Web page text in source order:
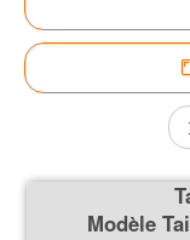
Modèle